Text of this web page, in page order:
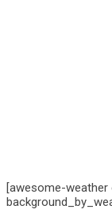
[awesome-weather